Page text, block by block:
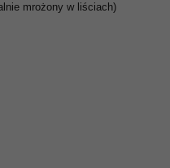
mrożony w liściach)